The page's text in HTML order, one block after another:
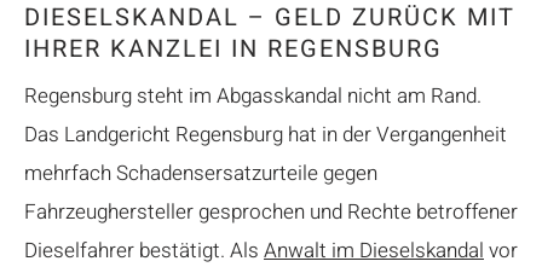
DIESELSKANDAL – GELD ZURÜCK MIT
IHRER KANZLEI IN REGENSBURG
Regensburg steht im Abgasskandal nicht am Rand.
Das Landgericht Regensburg hat in der Vergangenheit
mehrfach Schadensersatzurteile gegen
Fahrzeughersteller gesprochen und Rechte betroffener
Dieselfahrer bestätigt. Als Anwalt im Dieselskandal vor